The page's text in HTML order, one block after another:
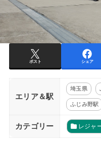
ポスト シェア
エリア＆駅
埼玉県
ふじみ野駅
カテゴリー レジャ